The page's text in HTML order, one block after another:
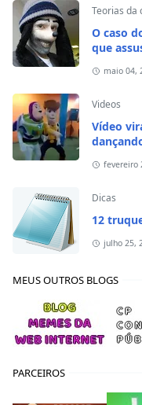
Teorias da
O caso
que
maio 04,
Videos
Vídeo
fevereiro
Dicas
12
julho 25,
MEUS OUTROS BLOGS
PARCEIROS